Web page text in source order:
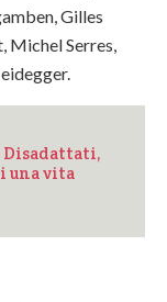
Gilles
Michel Serres,
una vita